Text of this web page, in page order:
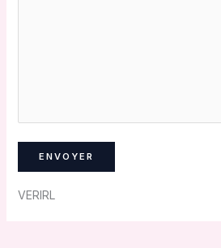
VERIRL